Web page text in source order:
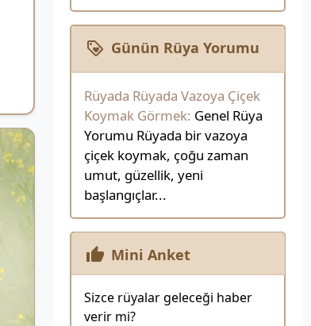
Günün Rüya Yorumu
Rüyada Rüyada Vazoya Çiçek
Koymak Görmek: Genel Rüya
Yorumu Rüyada bir vazoya
çiçek koymak, çoğu zaman
umut, güzellik, yeni
başlangıçlar...
Mini Anket
Sizce rüyalar geleceği haber
verir mi?